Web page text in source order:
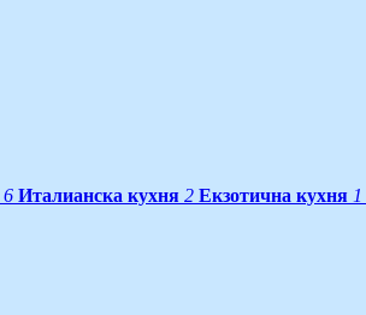
6 Италианска кухня 2 Екзотична кухня 1